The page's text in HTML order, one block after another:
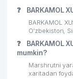
❓ BARKAMOL
BARKAMOL
O'zbekiston,
❓
BARKAMOL
mumkin?
Marshrutni
xaritadan